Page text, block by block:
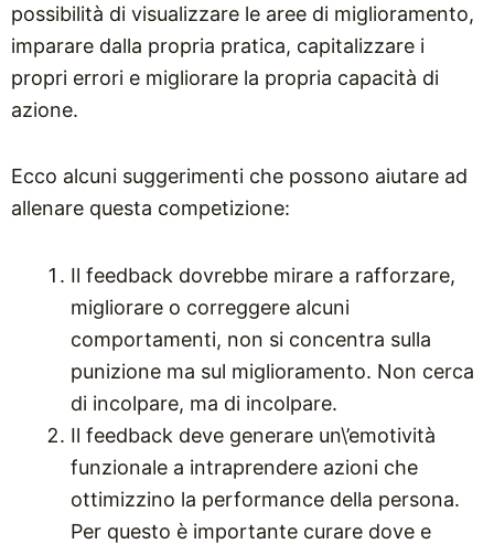
possibilità di visualizzare le aree di miglioramento,
imparare dalla propria pratica, capitalizzare i
propri errori e migliorare la propria capacità di
azione.
Ecco alcuni suggerimenti che possono aiutare ad
allenare questa competizione:
Il feedback dovrebbe mirare a rafforzare,
migliorare o correggere alcuni
comportamenti, non si concentra sulla
punizione ma sul miglioramento. Non cerca
di incolpare, ma di incolpare.
Il feedback deve generare un\’emotività
funzionale a intraprendere azioni che
ottimizzino la performance della persona.
Per questo è importante curare dove e